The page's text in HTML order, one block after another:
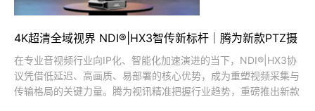
4K超清全域视界 NDI®|HX3智传新标杆｜腾为新款PTZ摄
像机深度解读
在专业音视频行业向IP化、智能化加速演进的当下，NDI®|HX3协
议凭借低延迟、高画质、易部署的核心优势，成为重塑视频采集与
传输格局的关键力量。腾为视讯精准把握行业趋势，重磅推出新款